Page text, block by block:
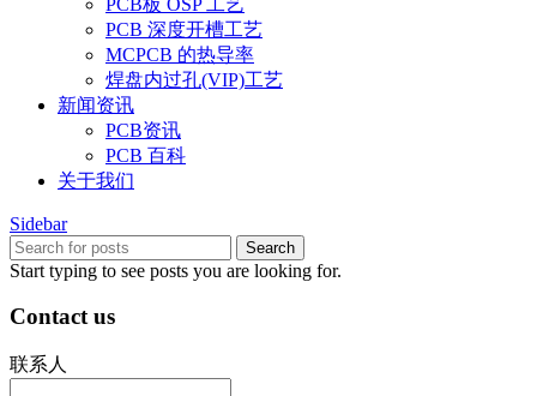
PCB 深度开槽工艺
MCPCB 的热导率
焊盘内过孔(VIP)工艺
新闻资讯
PCB资讯
PCB 百科
关于我们
Sidebar
Search
Start typing to see posts you are looking for.
Contact us
联系人